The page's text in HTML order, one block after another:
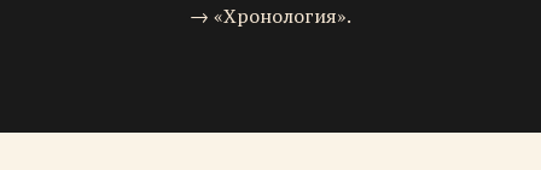
→ «Хронология».